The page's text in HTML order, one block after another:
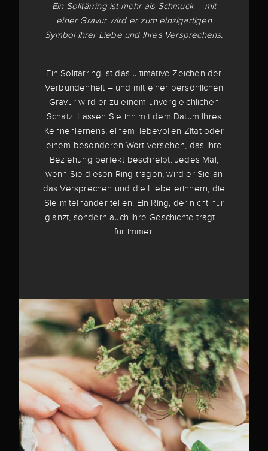
Ein Solitärring ist mehr als Schmuck – mit
einer Gravur wird er zum einzigartigen
Symbol Ihrer Liebe und Ihres Versprechens.
Ein Solitärring ist das ultimative Zeichen der
Verbundenheit – und mit einer persönlichen
Gravur wird er zu einem unvergleichlichen
Schatz. Lassen Sie ihn mit dem Datum Ihres
Kennenlernens, einem liebevollen Zitat oder
einem besonderen Wort versehen, das Ihre
Beziehung perfekt beschreibt. Jedes Mal,
wenn Sie diesen Ring tragen, wird er Sie an
das Versprechen und die Liebe erinnern, die
Sie miteinander teilen. Ein Ring, der nicht nur
glänzt, sondern auch Ihre Geschichte trägt –
für immer.